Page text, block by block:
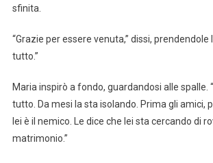
sfinita.
“Grazie per essere venuta,” dissi, prendendole
tutto.”
Maria inspirò a fondo, guardandosi alle spalle.
tutto. Da mesi la sta isolando. Prima gli amici,
lei è il nemico. Le dice che lei sta cercando di
matrimonio.”